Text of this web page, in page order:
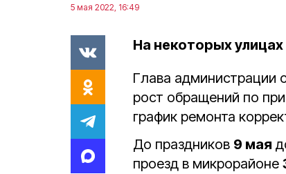
5 мая 2022, 16:49
На некоторых
Глава администрации
рост обращений по
график ремонта
До праздников 9 мая
проезд в микрорайоне